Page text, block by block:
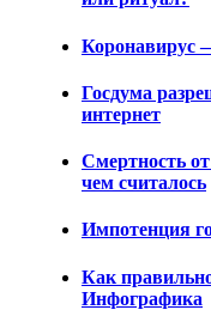
Коронавирус
Госдума
интернет
Смертность
чем считалось
Импотенция
Как
Инфографика